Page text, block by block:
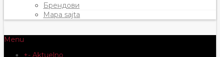
Брендови
Mapa sajta
Menu
+- Aktuelno